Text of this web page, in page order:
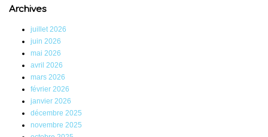
Archives
juillet 2026
juin 2026
mai 2026
avril 2026
mars 2026
février 2026
janvier 2026
décembre 2025
novembre 2025